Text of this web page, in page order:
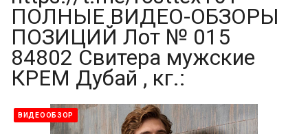
ПОЛНЫЕ ВИДЕО-ОБЗОРЫ
ПОЗИЦИЙ Лот № 015
84802 Свитера мужские
КРЕМ Дубай , кг.:
ВИДЕООБЗОР